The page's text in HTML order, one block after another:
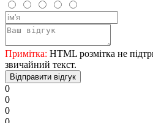
Примітка: HTML розмітка не
звичайний текст.
Відправити відгук
0
0
0